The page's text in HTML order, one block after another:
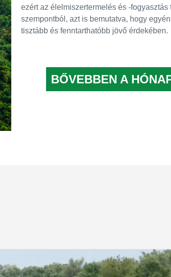
ezért az élelmiszertermelés és
szempontból, azt is bemutatva, hogy
tisztább és fenntarthatóbb jövő érdekében.
BŐVEBBEN A